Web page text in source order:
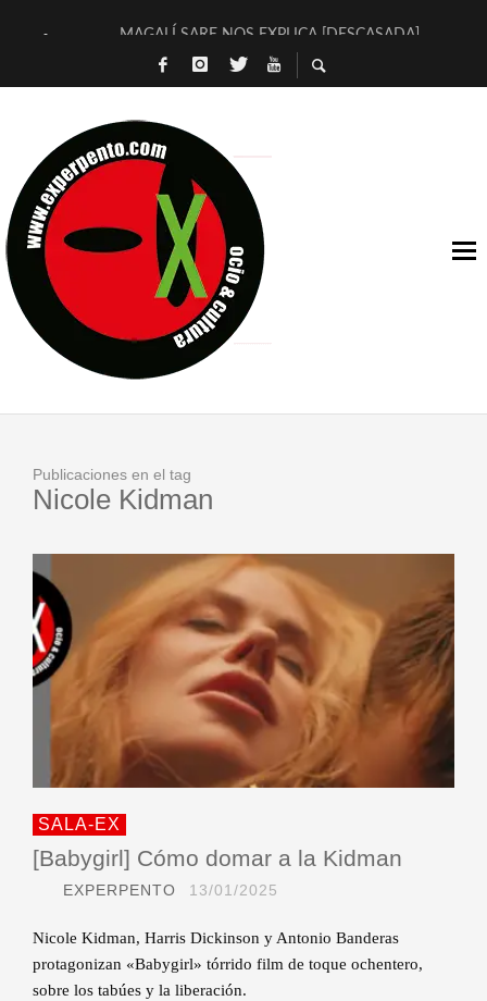
MAGALÍ SARE NOS EXPLICA [DESCASADA]
«NO TENGO PUTOS SUEÑOS»
[LA BOLA NEGRA] DE JAVIER CALVO Y JAVIER AMBROSSI
OSLO OVNIES LLEGAN CORRIENDO A ARANDA
FÉLIX CALVO NOS PRESENTA [LAS PALMERAS] (NOVELA
[EL SER QUERIDO] DE RODRIGO SOROGOYEN
ENTREVISTA A IVÁN HUMANES POR [EL LIBRO ROJO]
ARRABAL, ARRABAL, ARRABAL, ARRABEAUX
Publicaciones en el tag
Nicole Kidman
SALA-EX
[Babygirl] Cómo domar a la Kidman
EXPERPENTO 13/01/2025
Nicole Kidman, Harris Dickinson y Antonio Banderas
protagonizan «Babygirl» tórrido film de toque ochentero,
sobre los tabúes y la liberación.